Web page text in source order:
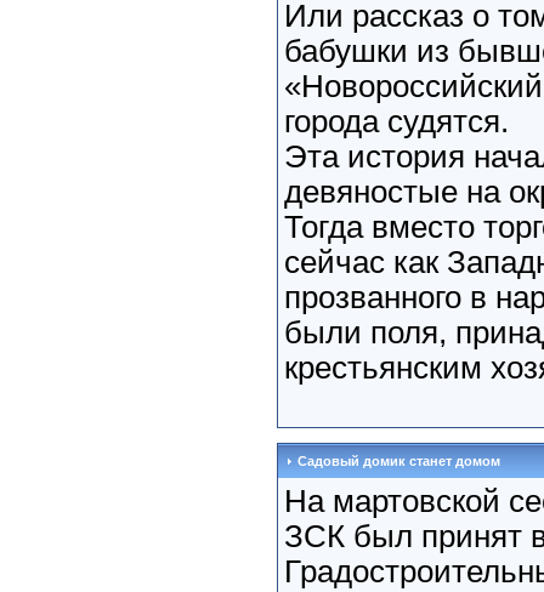
Или рассказ о
бабушки из
города судятся.
Эта история
девяностые на
Тогда вместо
сейчас как
прозванного в
были поля,
крестьянским
Садовый домик станет домом
На мартовской
ЗСК был принят